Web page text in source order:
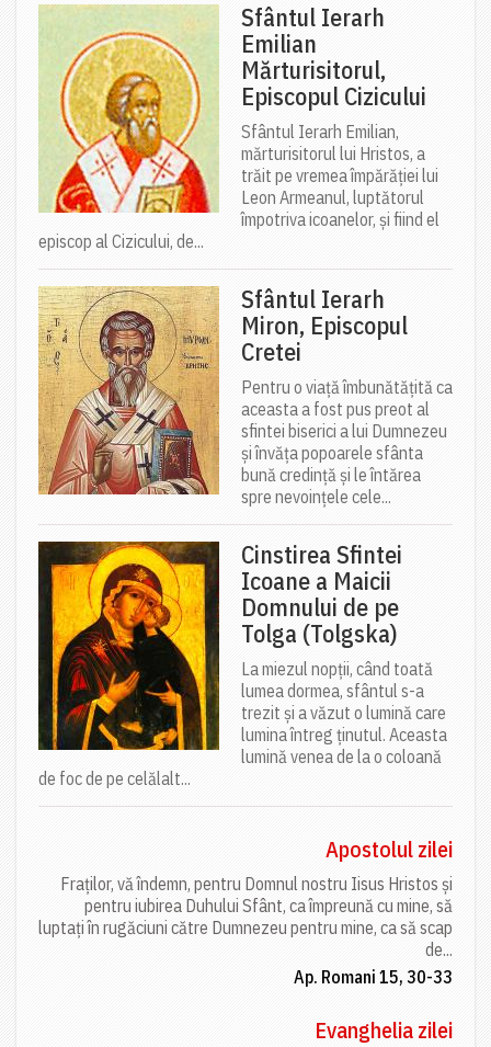
Sfântul Ierarh
Emilian
Mărturisitorul,
Episcopul Cizicului
Sfântul Ierarh Emilian,
mărturisitorul lui Hristos, a
trăit pe vremea împărăției lui
Leon Armeanul, luptătorul
împotriva icoanelor, și fiind el
episcop al Cizicului, de...
Sfântul Ierarh
Miron, Episcopul
Cretei
Pentru o viață îmbunătățită ca
aceasta a fost pus preot al
sfintei biserici a lui Dumnezeu
și învăța popoarele sfânta
bună credință și le întărea
spre nevoințele cele...
Cinstirea Sfintei
Icoane a Maicii
Domnului de pe
Tolga (Tolgska)
La miezul nopții, când toată
lumea dormea, sfântul s-a
trezit și a văzut o lumină care
lumina întreg ținutul. Aceasta
lumină venea de la o coloană
de foc de pe celălalt...
Apostolul zilei
Fraților, vă îndemn, pentru Domnul nostru Iisus Hristos și
pentru iubirea Duhului Sfânt, ca împreună cu mine, să
luptați în rugăciuni către Dumnezeu pentru mine, ca să scap
de...
Ap. Romani 15, 30-33
Evanghelia zilei